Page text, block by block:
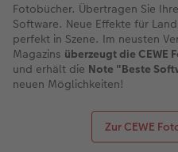
Fotobücher. Übertragen Sie
Software. Neue Effekte für
perfekt in Szene. Im neusten
Magazins überzeugt die CEWE
und erhält die Note "Beste
neuen Möglichkeiten!
Zur CEWE